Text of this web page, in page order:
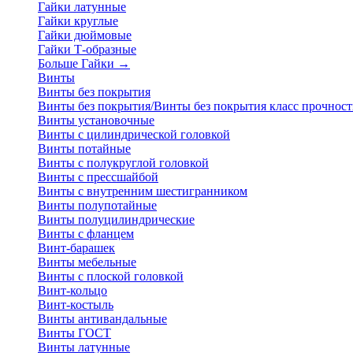
Гайки латунные
Гайки круглые
Гайки дюймовые
Гайки Т-образные
Больше Гайки →
Винты
Винты без покрытия
Винты без покрытия/Винты без покрытия класс
Винты установочные
Винты с цилиндрической головкой
Винты потайные
Винты с полукруглой головкой
Винты с прессшайбой
Винты с внутренним шестигранником
Винты полупотайные
Винты полуцилиндрические
Винты с фланцем
Винт-барашек
Винты мебельные
Винты с плоской головкой
Винт-кольцо
Винт-костыль
Винты антивандальные
Винты ГОСТ
Винты латунные